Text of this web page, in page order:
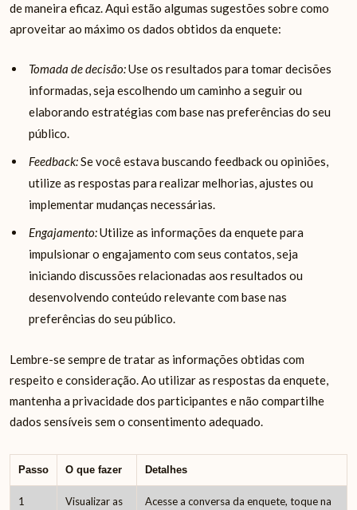
de maneira eficaz. Aqui estão algumas sugestões sobre como
aproveitar ao máximo os dados obtidos da enquete:
Tomada de decisão:Use os resultados para tomar decisões
informadas, seja escolhendo um caminho a seguir ou
elaborando estratégias com base nas preferências do seu
público.
Feedback:Se você estava buscando feedback ou opiniões,
utilize as respostas para realizar melhorias, ajustes ou
implementar mudanças necessárias.
Engajamento:Utilize as informações da enquete para
impulsionar o engajamento com seus contatos, seja
iniciando discussões relacionadas aos resultados ou
desenvolvendo conteúdo relevante com base nas
preferências do seu público.
Lembre-se sempre de tratar as informações obtidas com
respeito e consideração. Ao utilizar as respostas da enquete,
mantenha a privacidade dos participantes e não compartilhe
dados sensíveis sem o consentimento adequado.
Passo O que fazer Detalhes
1
Visualizar as
Acesse a conversa da enquete, toque na